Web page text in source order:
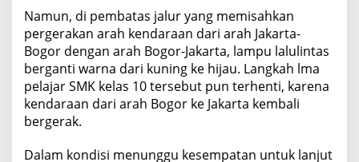
Namun, di pembatas jalur yang memisahkan
pergerakan arah kendaraan dari arah Jakarta-
Bogor dengan arah Bogor-Jakarta, lampu lalulintas
berganti warna dari kuning ke hijau. Langkah lma
pelajar SMK kelas 10 tersebut pun terhenti, karena
kendaraan dari arah Bogor ke Jakarta kembali
bergerak.
Dalam kondisi menunggu kesempatan untuk lanjut